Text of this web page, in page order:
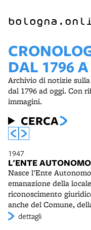
DAL 1796
Archivio di notizie
dal 1796 ad oggi. Con
immagini.
CERCA
1947
L'ENTE
Nasce l'Ente
emanazione della
riconoscimento
anche del Comune,
associazioni di
dettagli